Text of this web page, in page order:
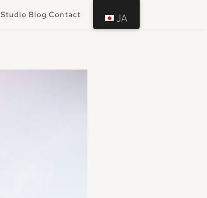
Studio Blog Contact JA